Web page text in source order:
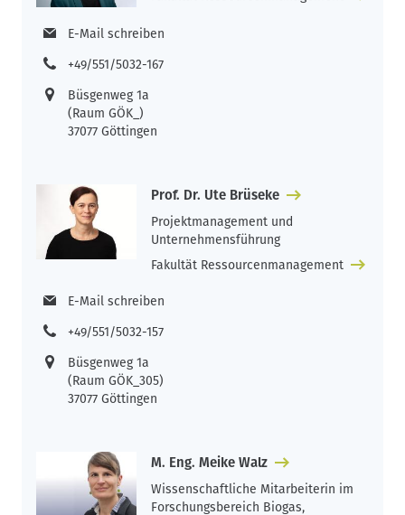
E-Mail schreiben
+49/551/5032-167
Büsgenweg 1a
(Raum GÖK_)
37077 Göttingen
Prof. Dr. Ute Brüseke
Projektmanagement und
Unternehmensführung
Fakultät Ressourcenmanagement
E-Mail schreiben
+49/551/5032-157
Büsgenweg 1a
(Raum GÖK_305)
37077 Göttingen
M. Eng. Meike Walz
Wissenschaftliche Mitarbeiterin im
Forschungsbereich Biogas,